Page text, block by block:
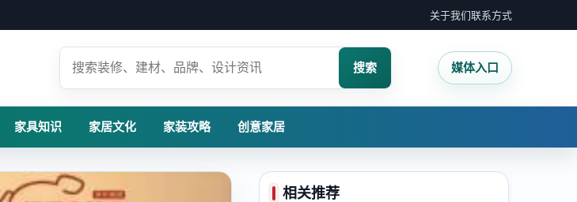
关于我们联系方式
搜索 媒体入口
家具知识 家居文化 家装攻略 创意家居
相关推荐